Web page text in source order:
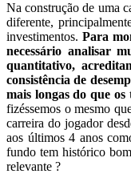
Na construção de uma
diferente,
investimentos. Para
necessário analisar
quantitativo,
consistência de
mais longas do que os
fizéssemos o mesmo
carreira do jogador
aos últimos 4 anos
fundo tem histórico
relevante ?